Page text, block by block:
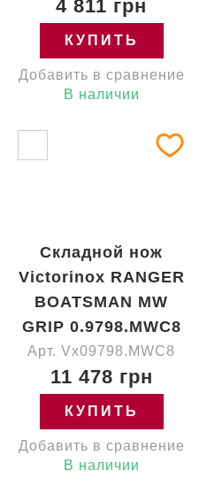
4 811 грн
КУПИТЬ
Добавить в сравнение
В наличии
Складной нож
Victorinox RANGER
BOATSMAN MW
GRIP 0.9798.MWC8
Арт. Vx09798.MWC8
11 478 грн
КУПИТЬ
Добавить в сравнение
В наличии